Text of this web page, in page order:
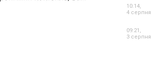
10:14,
4 серпня
09:21,
3 серпня